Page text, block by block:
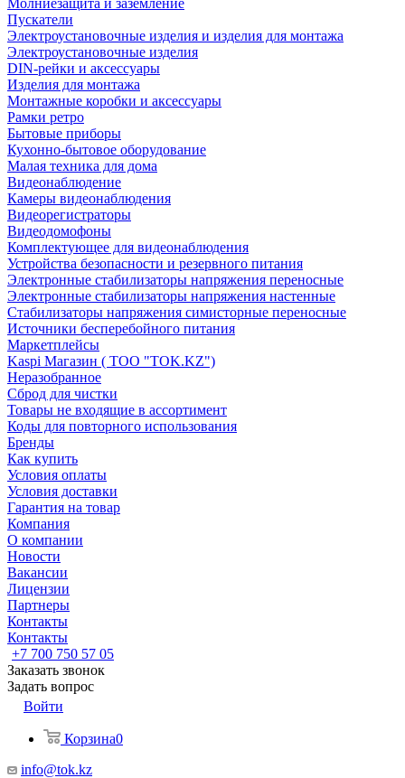
Молниезащита и заземление
Пускатели
Электроустановочные изделия и изделия для монтажа
Электроустановочные изделия
DIN-рейки и аксессуары
Изделия для монтажа
Монтажные коробки и аксессуары
Рамки ретро
Бытовые приборы
Кухонно-бытовое оборудование
Малая техника для дома
Видеонаблюдение
Камеры видеонаблюдения
Видеорегистраторы
Видеодомофоны
Комплектующее для видеонаблюдения
Устройства безопасности и резервного питания
Электронные стабилизаторы напряжения переносные
Электронные стабилизаторы напряжения настенные
Стабилизаторы напряжения симисторные переносные
Источники бесперебойного питания
Маркетплейсы
Kaspi Магазин ( ТОО "TOK.KZ")
Неразобранное
Сброд для чистки
Товары не входящие в ассортимент
Коды для повторного использования
Бренды
Как купить
Условия оплаты
Условия доставки
Гарантия на товар
Компания
О компании
Новости
Вакансии
Лицензии
Партнеры
Контакты
Контакты
+7 700 750 57 05
Заказать звонок
Задать вопрос
Войти
Корзина0
info@tok.kz